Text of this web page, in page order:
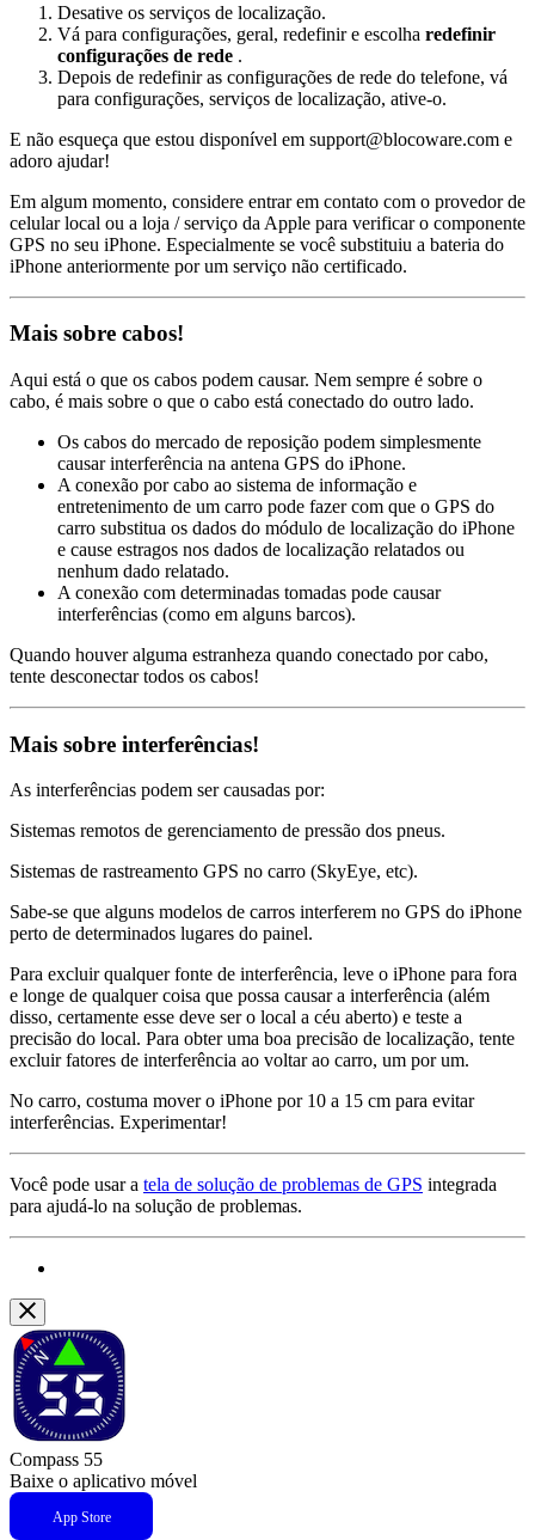
Desative os serviços de localização.
Vá para configurações, geral, redefinir e escolha redefinir
configurações de rede .
Depois de redefinir as configurações de rede do telefone, vá
para configurações, serviços de localização, ative-o.
E não esqueça que estou disponível em support@blocoware.com e
adoro ajudar!
Em algum momento, considere entrar em contato com o provedor de
celular local ou a loja / serviço da Apple para verificar o componente
GPS no seu iPhone. Especialmente se você substituiu a bateria do
iPhone anteriormente por um serviço não certificado.
Mais sobre cabos!
Aqui está o que os cabos podem causar. Nem sempre é sobre o
cabo, é mais sobre o que o cabo está conectado do outro lado.
Os cabos do mercado de reposição podem simplesmente
causar interferência na antena GPS do iPhone.
A conexão por cabo ao sistema de informação e
entretenimento de um carro pode fazer com que o GPS do
carro substitua os dados do módulo de localização do iPhone
e cause estragos nos dados de localização relatados ou
nenhum dado relatado.
A conexão com determinadas tomadas pode causar
interferências (como em alguns barcos).
Quando houver alguma estranheza quando conectado por cabo,
tente desconectar todos os cabos!
Mais sobre interferências!
As interferências podem ser causadas por:
Sistemas remotos de gerenciamento de pressão dos pneus.
Sistemas de rastreamento GPS no carro (SkyEye, etc).
Sabe-se que alguns modelos de carros interferem no GPS do iPhone
perto de determinados lugares do painel.
Para excluir qualquer fonte de interferência, leve o iPhone para fora
e longe de qualquer coisa que possa causar a interferência (além
disso, certamente esse deve ser o local a céu aberto) e teste a
precisão do local. Para obter uma boa precisão de localização, tente
excluir fatores de interferência ao voltar ao carro, um por um.
No carro, costuma mover o iPhone por 10 a 15 cm para evitar
interferências. Experimentar!
Você pode usar a tela de solução de problemas de GPS integrada
para ajudá-lo na solução de problemas.
Compass 55
Baixe o aplicativo móvel
App Store